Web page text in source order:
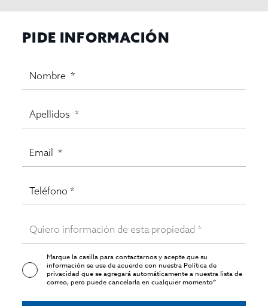
PIDE INFORMACIÓN
Marque la casilla para contactarnos y acepte que su
información se use de acuerdo con nuestraPolítica de
privacidadque se agregará automáticamente a nuestra lista de
correo, pero puede cancelarla en cualquier momento*